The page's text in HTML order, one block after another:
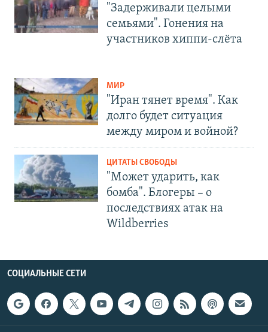
"Задерживали целыми
семьями". Гонения на
участников хиппи-слёта
МИР
"Иран тянет время". Как
долго будет ситуация
между миром и войной?
ЦИТАТЫ СВОБОДЫ
"Может ударить, как
бомба". Блогеры – о
последствиях атак на
Wildberries
СОЦИАЛЬНЫЕ СЕТИ